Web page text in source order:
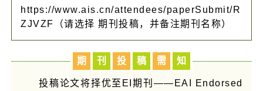
https://www.ais.cn/attendees/paperSubmit/R
ZJVZF（请选择 期刊投稿，并备注期刊名称）
期 刊 投 稿 需 知
投稿论文将择优至EI期刊——EAI Endorsed